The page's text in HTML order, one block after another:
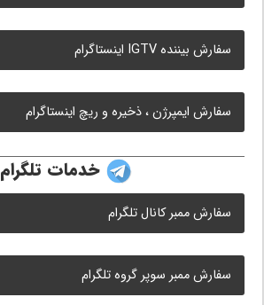
سفارش بیننده IGTV اینستاگرام
سفارش ایمپرژن ، ذخیره و ریچ اینستاگرام
خدمات تلگرام
سفارش ممبر کانال تلگرام
سفارش ممبر سوپر گروه تلگرام